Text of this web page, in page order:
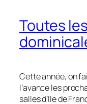
Toutes
Cette année, on
l’avance les
salles d’Ile de